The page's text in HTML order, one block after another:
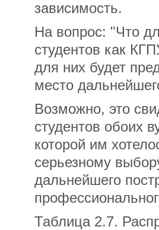
зависимость.
На вопрос: "Что
студентов как
для них будет
место
Возможно, это
студентов обоих
которой им
серьезному
дальнейшего
Таблица 2.7.